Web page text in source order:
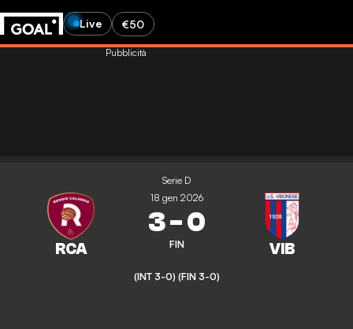
Live €50
Pubblicità
Serie D
18 gen 2026
3-0
FIN
(INT 3-0) (FIN 3-0)